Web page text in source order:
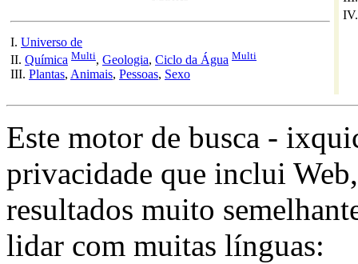
I. Universo de
II. Química Multi, Geologia, Ciclo da Água Multi
III. Plantas, Animais, Pessoas, Sexo
Este motor de busca -
privacidade que inclui
resultados muito
lidar com muitas línguas: